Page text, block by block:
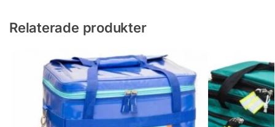
Relaterade produkter